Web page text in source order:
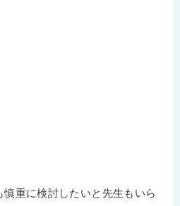
重に検討したいと先生もいら